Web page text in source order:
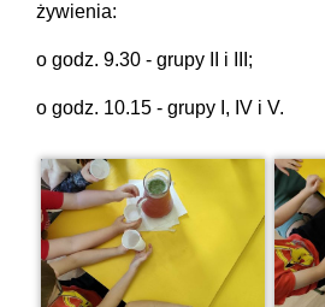
żywienia:
o godz. 9.30 - grupy II i III;
o godz. 10.15 - grupy I, IV i V.